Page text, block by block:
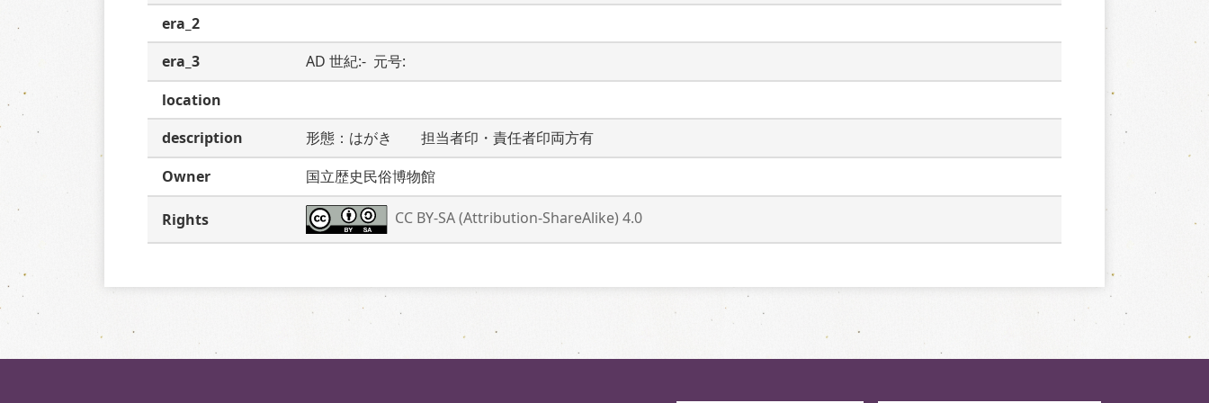
era_2
era_3
AD 世紀:-  元号:
location
description
形態：はがき　　担当者印・責任者印両方有
Owner
国立歴史民俗博物館
Rights CC BY-SA (Attribution-ShareAlike) 4.0